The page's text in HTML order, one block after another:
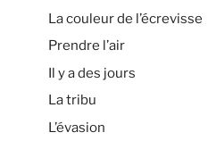
La couleur de l’écrevisse
Prendre l’air
Il y a des jours
La tribu
L’évasion